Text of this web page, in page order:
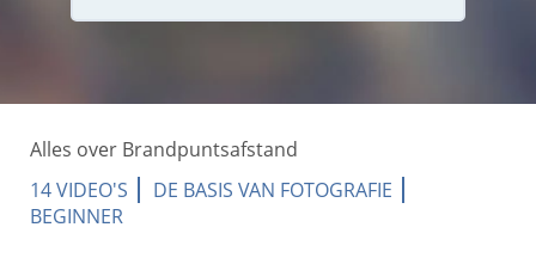
Alles over Brandpuntsafstand
14 VIDEO'S
DE BASIS VAN FOTOGRAFIE
BEGINNER